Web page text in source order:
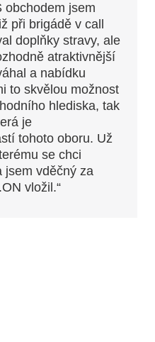
obchodem jsem
při brigádě v call
doplňky stravy, ale
atraktivnější
a nabídku
to skvělou možnost
hlediska, tak
je
tohoto oboru. Už
se chci
jsem vděčný za
vložil.“